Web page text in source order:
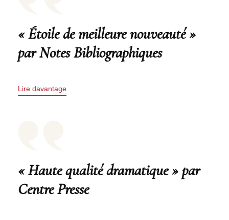
« Étoile de meilleure nouveauté »
par Notes Bibliographiques
Lire davantage
« Haute qualité dramatique » par
Centre Presse